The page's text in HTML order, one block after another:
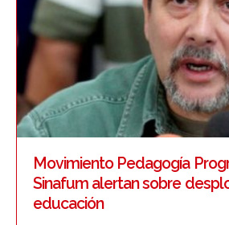
Movimiento Pedagogía
Sinafum alertan sobre
educación